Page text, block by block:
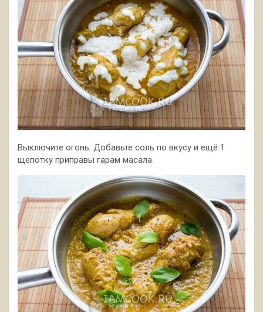
Выключите огонь. Добавьте соль по вкусу и ещё 1
щепотку приправы гарам масала.